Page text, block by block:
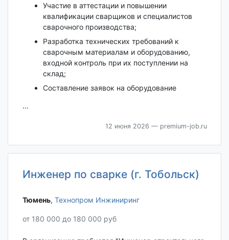
Участие в аттестации и повышении
квалификации сварщиков и специалистов
сварочного производства;
Разработка технических требований к
сварочным материалам и оборудованию,
входной контроль при их поступлении на
склад;
Составление заявок на оборудование
...
12 июня 2026 — premium-job.ru
Инженер по сварке (г. Тобольск)
Тюмень‎, Технопром Инжиниринг
от 180 000 до 180 000 руб